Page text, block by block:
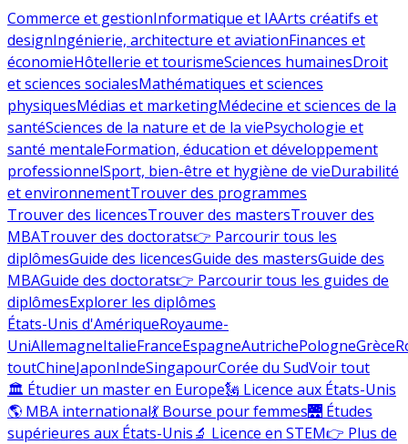
Commerce et gestionInformatique et IAArts créatifs et
designIngénierie, architecture et aviationFinances et
économieHôtellerie et tourismeSciences humainesDroit
et sciences socialesMathématiques et sciences
physiquesMédias et marketingMédecine et sciences de la
santéSciences de la nature et de la viePsychologie et
santé mentaleFormation, éducation et développement
professionnelSport, bien-être et hygiène de vieDurabilité
et environnementTrouver des programmes
Trouver des licencesTrouver des mastersTrouver des
MBATrouver des doctorats👉 Parcourir tous les
diplômesGuide des licencesGuide des mastersGuide des
MBAGuide des doctorats👉 Parcourir tous les guides de
diplômesExplorer les diplômes
États-Unis d'AmériqueRoyaume-
UniAllemagneItalieFranceEspagneAutrichePologneGrèce
toutChineJaponIndeSingapourCorée du SudVoir tout
🏛 Étudier un master en Europe🗽 Licence aux États-Unis
🌎 MBA international💃 Bourse pour femmes🌉 Études
supérieures aux États-Unis🔬 Licence en STEM👉 Plus de